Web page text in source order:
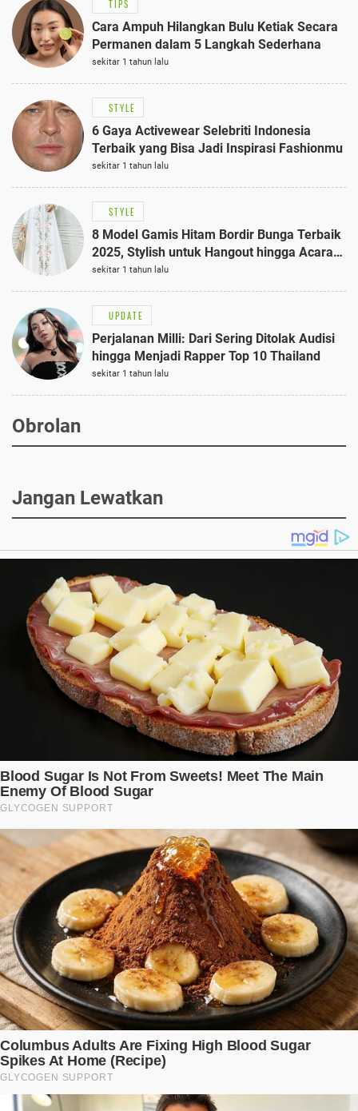
TIPS
Cara Ampuh Hilangkan Bulu Ketiak Secara
Permanen dalam 5 Langkah Sederhana
sekitar 1 tahun lalu
STYLE
6 Gaya Activewear Selebriti Indonesia
Terbaik yang Bisa Jadi Inspirasi Fashionmu
sekitar 1 tahun lalu
STYLE
8 Model Gamis Hitam Bordir Bunga Terbaik
2025, Stylish untuk Hangout hingga Acara
Semi-Formal
sekitar 1 tahun lalu
UPDATE
Perjalanan Milli: Dari Sering Ditolak Audisi
hingga Menjadi Rapper Top 10 Thailand
sekitar 1 tahun lalu
Obrolan
Jangan Lewatkan